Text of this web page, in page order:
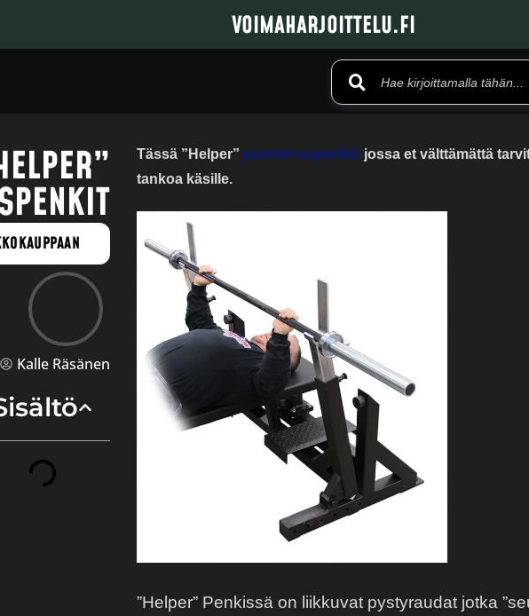
VOIMAHARJOITTELU.FI
Kalle Räsänen
Tässä ”Helper” punnerruspenkki jossa et välttämättä
tankoa käsille.
”Helper” Penkissä on liikkuvat pystyraudat jotka